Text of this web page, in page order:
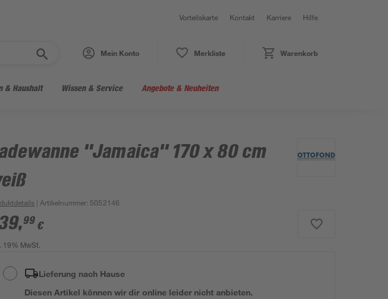
Vorteilskarte Kontakt Karriere Hilfe
Mein Konto Merkliste Warenkorb
& Haushalt Wissen & Service Angebote & Neuheiten
"Jamaica" 170 x 80 cm
| Artikelnummer: 5052146
,99 €
19% MwSt.
Lieferung nach Hause
Diesen Artikel können wir dir online leider nicht anbieten.